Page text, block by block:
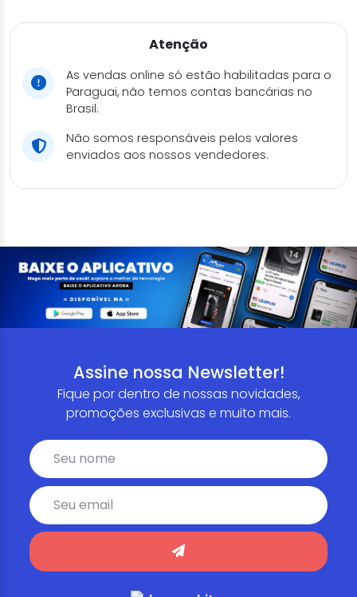
Atenção
As vendas online só estão habilitadas para o
Paraguai, não temos contas bancárias no
Brasil.
Não somos responsáveis pelos valores
enviados aos nossos vendedores.
Assine nossa Newsletter!
Fique por dentro de nossas novidades,
promoções exclusivas e muito mais.